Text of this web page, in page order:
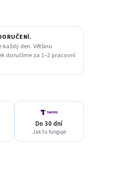
každý den. Většinu
doručíme za 1–2 pracovní
Do 30 dní
Jak to funguje